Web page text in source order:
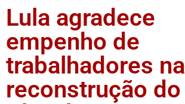
Lula agradece
empenho de
trabalhadores na
reconstrução do